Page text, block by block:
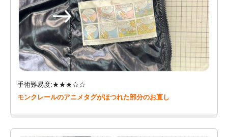
手術難易度:★★★☆☆
モンクレールのアニメタグがほつれた部分のお直し